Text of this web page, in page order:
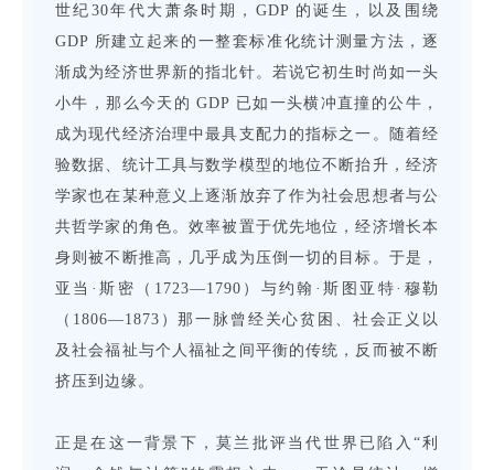
世纪30年代大萧条时期，GDP 的诞生，以及围绕
GDP 所建立起来的一整套标准化统计测量方法，逐
渐成为经济世界新的指北针。若说它初生时尚如一头
小牛，那么今天的 GDP 已如一头横冲直撞的公牛，
成为现代经济治理中最具支配力的指标之一。随着经
验数据、统计工具与数学模型的地位不断抬升，经济
学家也在某种意义上逐渐放弃了作为社会思想者与公
共哲学家的角色。效率被置于优先地位，经济增长本
身则被不断推高，几乎成为压倒一切的目标。于是，
亚当·斯密（1723—1790）与约翰·斯图亚特·穆勒
（1806—1873）那一脉曾经关心贫困、社会正义以
及社会福祉与个人福祉之间平衡的传统，反而被不断
挤压到边缘。
正是在这一背景下，莫兰批评当代世界已陷入“利